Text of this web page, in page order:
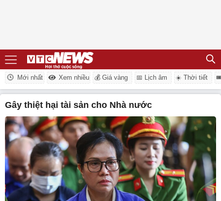
Mới nhất Xem nhiều 💰 Giá vàng 📅 Lịch âm ☀️ Thời tiết
gây thiệt hại tài sản cho Nhà nước